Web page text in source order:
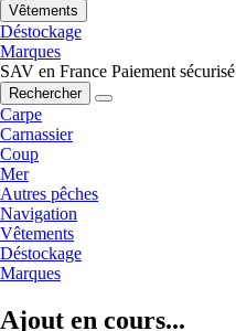
Vêtements
Déstockage
Marques
SAV en France Paiement sécurisé
Rechercher
Carpe
Carnassier
Coup
Mer
Autres pêches
Navigation
Vêtements
Déstockage
Marques
Ajout en cours...